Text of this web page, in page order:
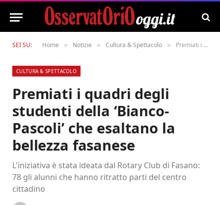
SEI SU: Home » Notizie » Cultura & Spettacolo » Premiati i quadri degli studenti della ‘Bianco-Pascoli’ che esaltano la bellezza fasanese
CULTURA & SPETTACOLO
Premiati i quadri degli
studenti della ‘Bianco-
Pascoli’ che esaltano la
bellezza fasanese
L'iniziativa è stata ideata dal Rotary Club di Fasano:
78 gli alunni che hanno ritratto parti del centro
cittadino